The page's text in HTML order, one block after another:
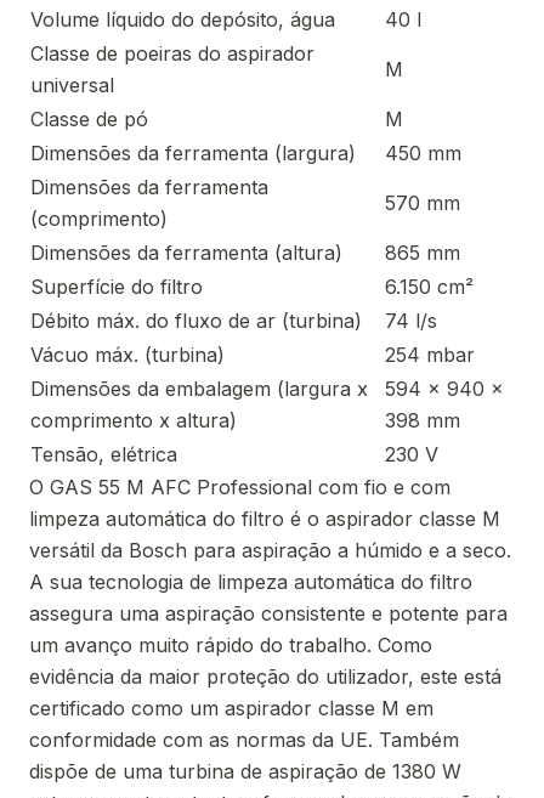
Volume líquido do depósito, água
40 l
Classe de poeiras do aspirador
universal
M
Classe de pó
M
Dimensões da ferramenta (largura)
450 mm
Dimensões da ferramenta
(comprimento)
570 mm
Dimensões da ferramenta (altura)
865 mm
Superfície do filtro
6.150 cm²
Débito máx. do fluxo de ar (turbina)
74 l/s
Vácuo máx. (turbina)
254 mbar
Dimensões da embalagem (largura x
comprimento x altura)
594 x 940 x
398 mm
Tensão, elétrica
230 V
O GAS 55 M AFC Professional com fio e com
limpeza automática do filtro é o aspirador classe M
versátil da Bosch para aspiração a húmido e a seco.
A sua tecnologia de limpeza automática do filtro
assegura uma aspiração consistente e potente para
um avanço muito rápido do trabalho. Como
evidência da maior proteção do utilizador, este está
certificado como um aspirador classe M em
conformidade com as normas da UE. Também
dispõe de uma turbina de aspiração de 1380 W